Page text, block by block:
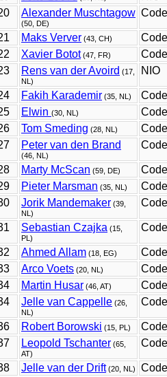
Alexander Muschtagow
(50, DE)
Maks Verver (43, CH)
Xavier Botot(47, FR)
Rens van der Avoird (17,
NL)
NIO
Fakih Karademir (35, NL)
Elwin (30, NL)
Tom Smeding (28, NL)
Peter van den Brand
(46, NL)
Marty McScan (59, DE)
Pieter Marsman (35, NL)
Jorik Mandemaker (39,
NL)
Sebastian Czajka (15,
PL)
Ahmed Allam (18, EG)
Arco Voets (20, NL)
Martin Husar (46, AT)
Jelle van Cappelle (26,
NL)
Robert Borowski (15, PL)
Leopold Tschanter (65,
AT)
Jelle van der Drift(20, NL)